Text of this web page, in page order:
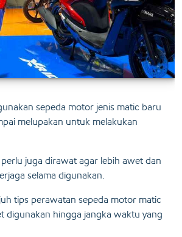
sepeda motor jenis matic baru
melupakan untuk melakukan
juga dirawat agar lebih awet dan
selama digunakan.
tips perawatan sepeda motor matic
digunakan hingga jangka waktu yang